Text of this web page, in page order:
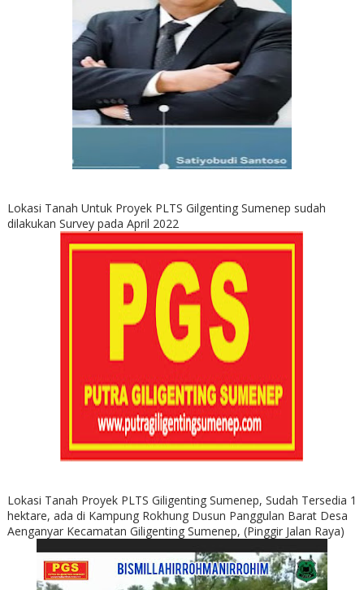
Lokasi Tanah Untuk Proyek PLTS Gilgenting Sumenep sudah
dilakukan Survey pada April 2022
Lokasi Tanah Proyek PLTS Giligenting Sumenep, Sudah Tersedia 1
hektare, ada di Kampung Rokhung Dusun Panggulan Barat Desa
Aenganyar Kecamatan Giligenting Sumenep, (Pinggir Jalan Raya)